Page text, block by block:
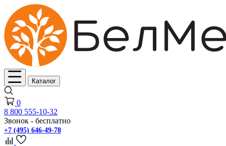
Каталог
0
8 800 555-10-32
Звонок - бесплатно
+7 (495) 646-49-78